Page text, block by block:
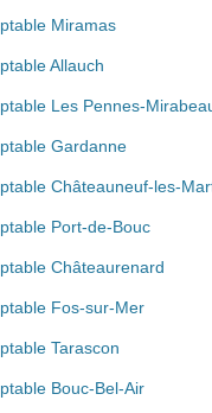
Miramas
Allauch
Les Pennes-
Gardanne
Châteauneuf-les-
Port-de-Bouc
Châteaurenard
Fos-sur-Mer
Tarascon
Bouc-Bel-Air